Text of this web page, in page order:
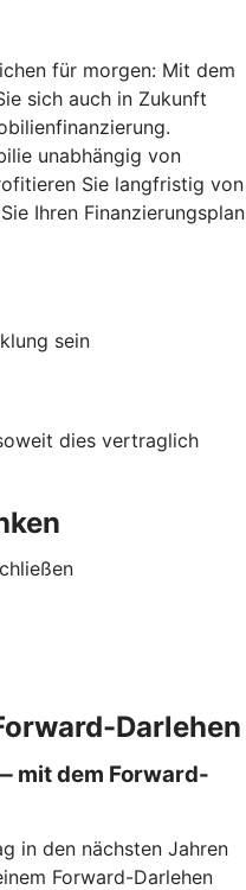
für morgen: Mit dem
sich auch in Zukunft
unabhängig von
Sie langfristig von
Ihren Finanzierungsplan
sein
dies vertraglich
Darlehen
mit dem Forward-
in den nächsten Jahren
Forward-Darlehen